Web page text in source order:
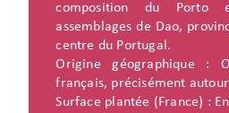
composition du Porto
assemblages de Dao,
centre du Portugal.
Origine géographique :
français, précisément autour
Surface plantée (France) :